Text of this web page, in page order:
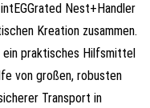
Nest+Handler
Kreation zusammen.
ein praktisches Hilfsmittel
von großen, robusten
Transport in